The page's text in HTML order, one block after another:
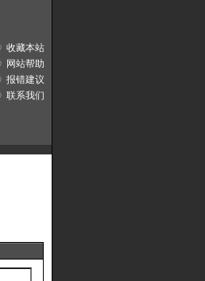
收藏本站
网站帮助
报错建议
联系我们